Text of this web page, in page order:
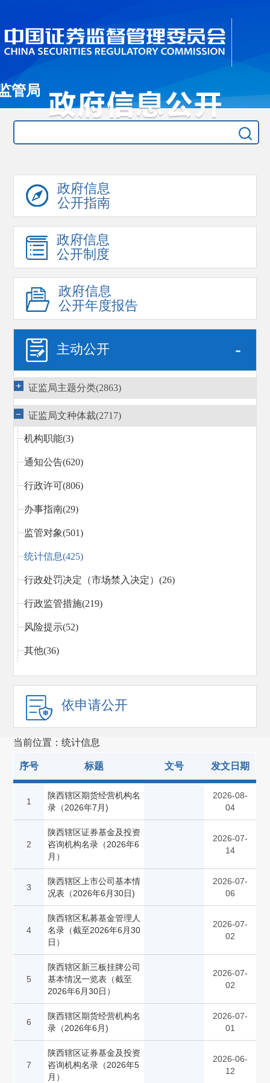
管局
政府信息
公开指南
政府信息
公开制度
政府信息
公开年度报告
主动公开 -
证监局主题分类(2863)
证监局文种体裁(2717)
机构职能(3)
通知公告(620)
行政许可(806)
办事指南(29)
监管对象(501)
统计信息(425)
行政处罚决定（市场禁入决定）(26)
行政监管措施(219)
风险提示(52)
其他(36)
依申请公开
当前位置：统计信息
序号 标题 文号 发文日期
1
陕西辖区期货经营机构名
录（2026年7月)
2026-08-
04
2
陕西辖区证券基金及投资
咨询机构名录（2026年6
月）
2026-07-
14
3
陕西辖区上市公司基本情
况表（2026年6月30日)
2026-07-
06
4
陕西辖区私募基金管理人
名录（截至2026年6月30
日）
2026-07-
02
5
陕西辖区新三板挂牌公司
基本情况一览表（截至
2026年6月30日）
2026-07-
02
6
陕西辖区期货经营机构名
录（2026年6月)
2026-07-
01
7
陕西辖区证券基金及投资
咨询机构名录（2026年5
月）
2026-06-
12